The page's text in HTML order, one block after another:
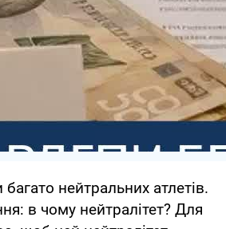
нейтральних атлетів.
в чому нейтралітет? Для